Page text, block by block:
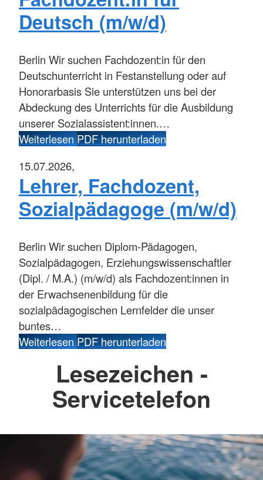
Deutsch (m/w/d)
Berlin Wir suchen Fachdozent:in für den
Deutschunterricht in Festanstellung oder auf
Honorarbasis Sie unterstützen uns bei der
Abdeckung des Unterrichts für die Ausbildung
unserer Sozialassistent:innen.…
WeiterlesenPDF herunterladen
15.07.2026,
Lehrer, Fachdozent,
Sozialpädagoge (m/w/d)
Berlin Wir suchen Diplom-Pädagogen,
Sozialpädagogen, Erziehungswissenschaftler
(Dipl. / M.A.) (m/w/d) als Fachdozent:innen in
der Erwachsenenbildung für die
sozialpädagogischen Lernfelder die unser
buntes…
WeiterlesenPDF herunterladen
Lesezeichen -
Servicetelefon